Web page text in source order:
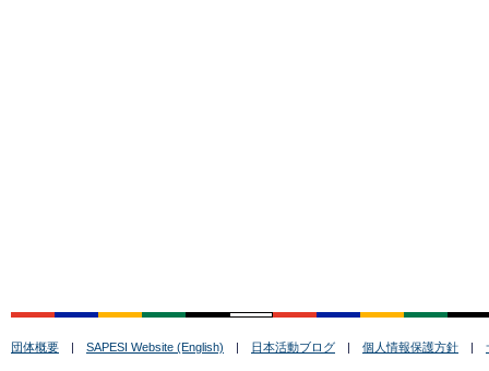
団体概要 | SAPESI Website (English) | 日本活動ブログ | 個人情報保護方針 |